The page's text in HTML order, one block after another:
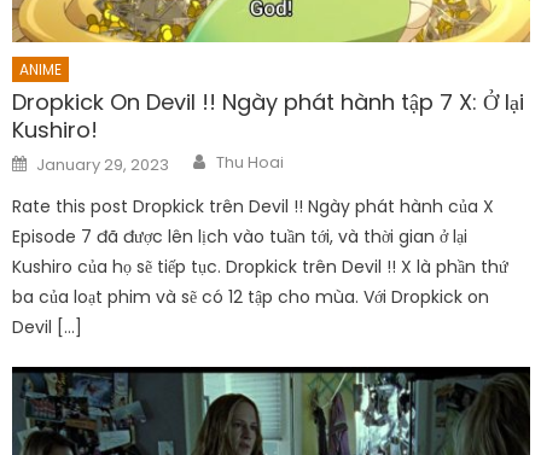
ANIME
Dropkick On Devil !! Ngày phát hành tập 7 X: Ở lại
Kushiro!
Posted
on
January 29, 2023 Author
Thu Hoai
Rate this post Dropkick trên Devil !! Ngày phát hành của X
Episode 7 đã được lên lịch vào tuần tới, và thời gian ở lại
Kushiro của họ sẽ tiếp tục. Dropkick trên Devil !! X là phần thứ
ba của loạt phim và sẽ có 12 tập cho mùa. Với Dropkick on
Devil […]